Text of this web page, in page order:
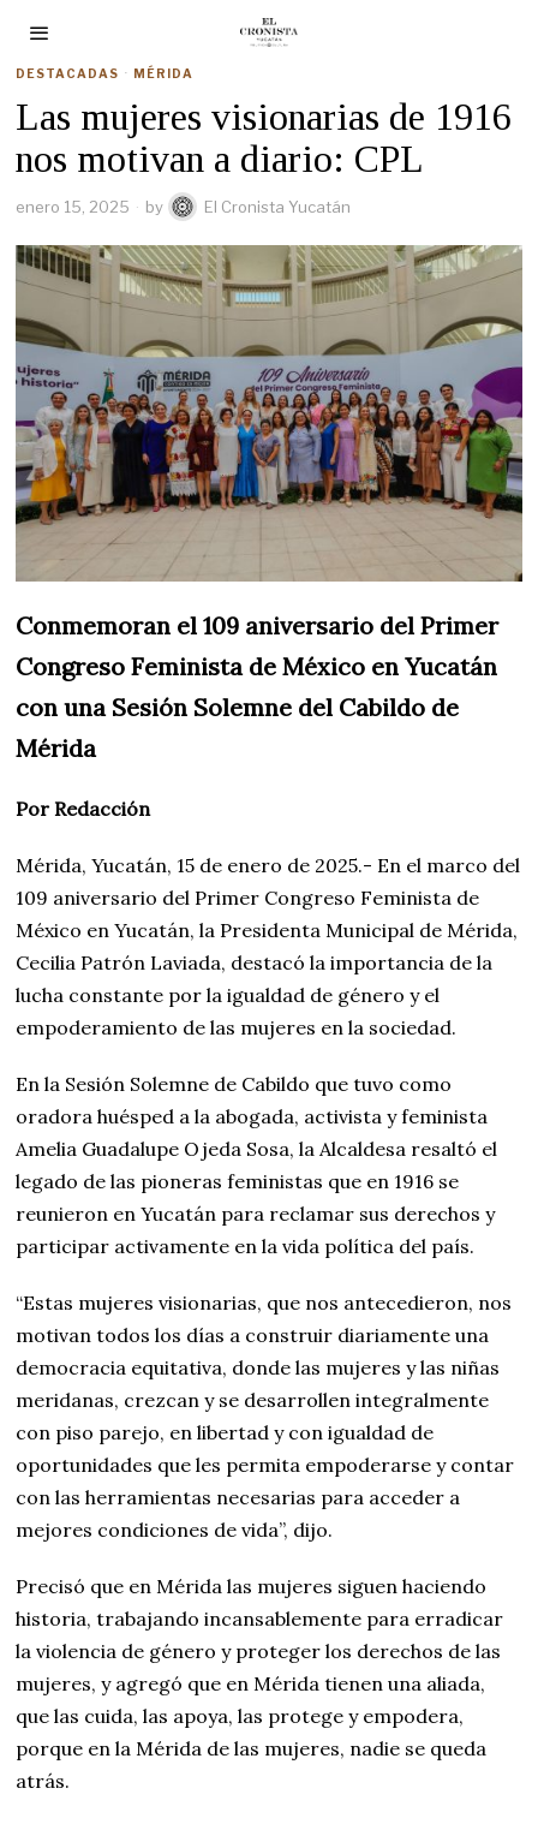
DESTACADAS · MÉRIDA
Las mujeres visionarias de 1916
nos motivan a diario: CPL
enero 15, 2025 by El Cronista Yucatán
Conmemoran el 109 aniversario del Primer
Congreso Feminista de México en Yucatán
con una Sesión Solemne del Cabildo de
Mérida
Por Redacción
Mérida, Yucatán, 15 de enero de 2025.- En el marco del
109 aniversario del Primer Congreso Feminista de
México en Yucatán, la Presidenta Municipal de Mérida,
Cecilia Patrón Laviada, destacó la importancia de la
lucha constante por la igualdad de género y el
empoderamiento de las mujeres en la sociedad.
En la Sesión Solemne de Cabildo que tuvo como
oradora huésped a la abogada, activista y feminista
Amelia Guadalupe Ojeda Sosa, la Alcaldesa resaltó el
legado de las pioneras feministas que en 1916 se
reunieron en Yucatán para reclamar sus derechos y
participar activamente en la vida política del país.
“Estas mujeres visionarias, que nos antecedieron, nos
motivan todos los días a construir diariamente una
democracia equitativa, donde las mujeres y las niñas
meridanas, crezcan y se desarrollen integralmente
con piso parejo, en libertad y con igualdad de
oportunidades que les permita empoderarse y contar
con las herramientas necesarias para acceder a
mejores condiciones de vida”, dijo.
Precisó que en Mérida las mujeres siguen haciendo
historia, trabajando incansablemente para erradicar
la violencia de género y proteger los derechos de las
mujeres, y agregó que en Mérida tienen una aliada,
que las cuida, las apoya, las protege y empodera,
porque en la Mérida de las mujeres, nadie se queda
atrás.